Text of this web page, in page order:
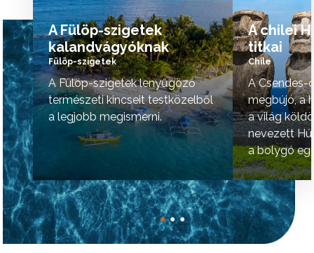
A Fülöp-szigetek
kalandvágyóknak
Fülöp-szigetek
A Fülöp-szigetek lenyűgöző
természeti kincseit testközelből
a legjobb megismerni.
A chilei
titkai
Chile
A Csendes-
megbújó, a
a világ
nevezett
a bolygó
helyének
● ● ●